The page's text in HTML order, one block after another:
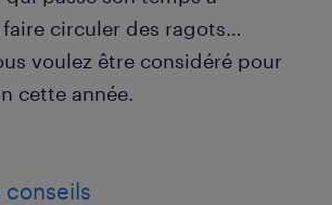
circuler des ragots…
voulez être considéré pour
cette année.
conseils